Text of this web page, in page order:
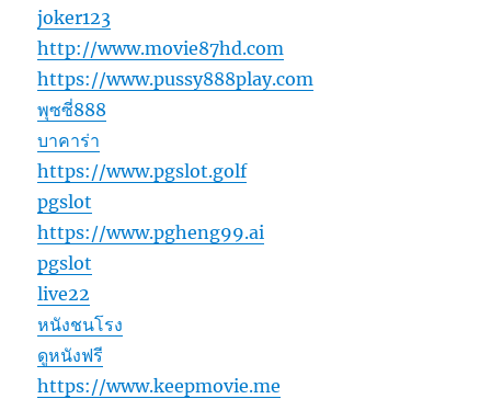
joker123
http://www.movie87hd.com
https://www.pussy888play.com
พุซซี่888
บาคาร่า
https://www.pgslot.golf
pgslot
https://www.pgheng99.ai
pgslot
live22
หนังชนโรง
ดูหนังฟรี
https://www.keepmovie.me